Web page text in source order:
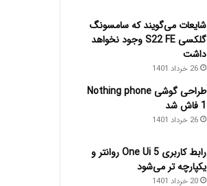
شایعات می‌گویند که سامسونگ
گلکسی S22 FE وجود نخواهد
داشت
26 خرداد 1401
طراحی گوشی Nothing phone
1 فاش شد
26 خرداد 1401
رابط کاربری One Ui 5 روانتر و
یکپارچه تر می‌شود
20 خرداد 1401